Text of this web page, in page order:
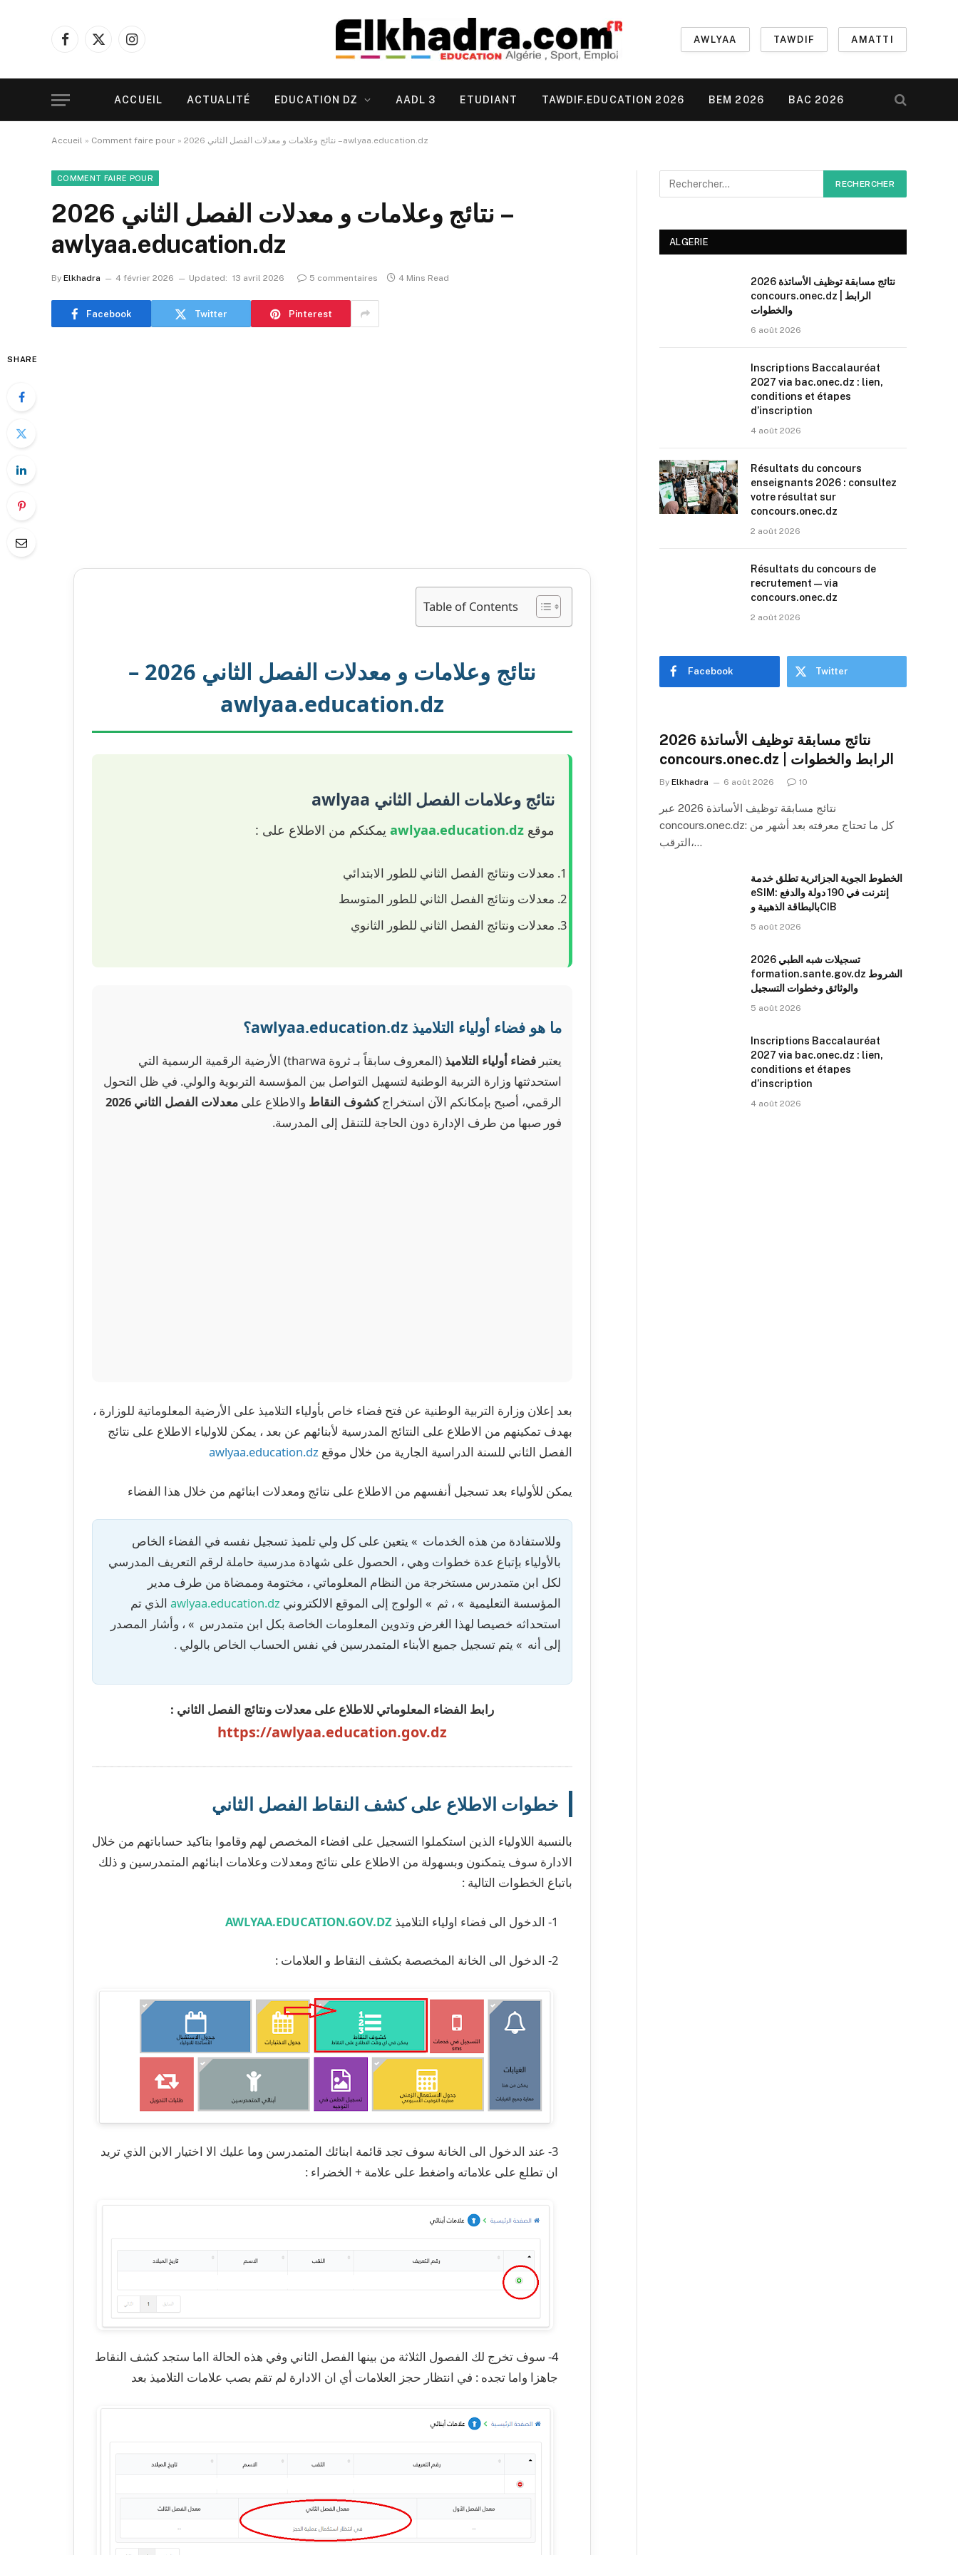
Facebook
X
Instagram
AWLYAA TAWDIF AMATTI
ACCUEIL ACTUALITÉ EDUCATION DZ AADL 3 ETUDIANT TAWDIF.EDUCATION 2026 BEM 2026 BAC 2026
Accueil » Comment faire pour » نتائج وعلامات و معدلات الفصل الثاني 2026 – awlyaa.education.dz
COMMENT FAIRE POUR
نتائج وعلامات و معدلات الفصل الثاني 2026 –
awlyaa.education.dz
By Elkhadra 4 février 2026 Updated: 13 avril 2026 5 commentaires 4 Mins Read
Facebook Twitter Pinterest
SHARE
Table of Contents
نتائج وعلامات و معدلات الفصل الثاني 2026 –
awlyaa.education.dz
نتائج وعلامات الفصل الثاني awlyaa
موقع awlyaa.education.dz يمكنكم من الاطلاع على :
معدلات ونتائج الفصل الثاني للطور الابتدائي
معدلات ونتائج الفصل الثاني للطور المتوسط
معدلات ونتائج الفصل الثاني للطور الثانوي
ما هو فضاء أولياء التلاميذ awlyaa.education.dz؟
يعتبر فضاء أولياء التلاميذ
(المعروف سابقاً بـ ثروة tharwa) الأرضية الرقمية الرسمية التي
استحدثتها وزارة التربية الوطنية لتسهيل التواصل بين المؤسسة التربوية والولي. في ظل التحول
الرقمي، أصبح بإمكانكم الآن استخراجكشوف النقاط والاطلاع على معدلات الفصل الثاني 2026
فور صبها من طرف الإدارة دون الحاجة للتنقل إلى المدرسة.
بعد إعلان وزارة التربية الوطنية عن فتح فضاء خاص بأولياء التلاميذ على الأرضية المعلوماتية للوزارة ،
بهدف تمكينهم من الاطلاع على النتائج المدرسية لأبنائهم عن بعد ، يمكن للاولياء الاطلاع على نتائج
الفصل الثاني للسنة الدراسية الجارية من خلال موقع awlyaa.education.dz
يمكن للأولياء بعد تسجيل أنفسهم من الاطلاع على نتائج ومعدلات ابنائهم من خلال هذا الفضاء
وللاستفادة من هذه الخدمات » يتعين على كل ولي تلميذ تسجيل نفسه في الفضاء الخاص
بالأولياء بإتباع عدة خطوات وهي ، الحصول على شهادة مدرسية حاملة لرقم التعريف المدرسي
لكل ابن متمدرس مستخرجة من النظام المعلوماتي ، مختومة وممضاة من طرف مدير
المؤسسة التعليمية » ، ثم » الولوج إلى الموقع الالكتروني awlyaa.education.dz الذي تم
استحداثه خصيصا لهذا الغرض وتدوين المعلومات الخاصة بكل ابن متمدرس » ، وأشار المصدر
إلى أنه » يتم تسجيل جميع الأبناء المتمدرسين في نفس الحساب الخاص بالولي .
رابط الفضاء المعلوماتي للاطلاع على معدلات ونتائج الفصل الثاني :
https://awlyaa.education.gov.dz
خطوات الاطلاع على كشف النقاط الفصل الثاني
بالنسبة اللاولياء الذين استكملوا التسجيل على افضاء المخصص لهم وقاموا بتاكيد حساباتهم من خلال
الادارة سوف يتمكنون وبسهولة من الاطلاع على نتائج ومعدلات وعلامات ابنائهم المتمدرسين و ذلك
باتباع الخطوات التالية :
1- الدخول الى فضاء اولياء التلاميذ AWLYAA.EDUCATION.GOV.DZ
2- الدخول الى الخانة المخصصة بكشف النقاط و العلامات :
3- عند الدخول الى الخانة سوف تجد قائمة ابنائك المتمدرسن وما عليك الا اختيار الابن الذي تريد
ان تطلع على علاماته واضغط على علامة + الخضراء :
4- سوف تخرج لك الفصول الثلاثة من بينها الفصل الثاني وفي هذه الحالة ااما ستجد كشف النقاط
جاهزا واما تجده : في انتظار حجز العلامات أي ان الادارة لم تقم بصب علامات التلاميذ بعد
ALGERIE
نتائج مسابقة توظيف الأساتذة 2026
concours.onec.dz | الرابط
والخطوات
6 août 2026
Inscriptions Baccalauréat
2027 via bac.onec.dz : lien,
conditions et étapes
d’inscription
4 août 2026
Résultats du concours
enseignants 2026 : consultez
votre résultat sur
concours.onec.dz
2 août 2026
Résultats du concours de
recrutement — via
concours.onec.dz
2 août 2026
Facebook Twitter
نتائج مسابقة توظيف الأساتذة 2026
concours.onec.dz | الرابط والخطوات
By Elkhadra 6 août 2026 10
نتائج مسابقة توظيف الأساتذة 2026 عبر
concours.onec.dz: كل ما تحتاج معرفته بعد أشهر من
الترقب،…
الخطوط الجوية الجزائرية تطلق خدمة
eSIM: إنترنت في 190 دولة والدفع
بالبطاقة الذهبية وCIB
5 août 2026
تسجيلات شبه الطبي 2026
formation.sante.gov.dz الشروط
والوثائق وخطوات التسجيل
5 août 2026
Inscriptions Baccalauréat
2027 via bac.onec.dz : lien,
conditions et étapes
d’inscription
4 août 2026